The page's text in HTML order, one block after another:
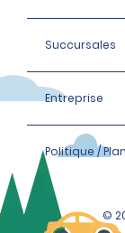
Succursales
Entreprise
Politique /
©